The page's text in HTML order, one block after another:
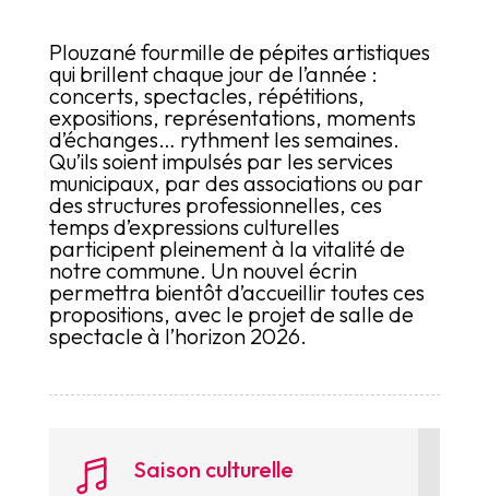
Plouzané fourmille de pépites artistiques
qui brillent chaque jour de l’année :
concerts, spectacles, répétitions,
expositions, représentations, moments
d’échanges… rythment les semaines.
Qu’ils soient impulsés par les services
municipaux, par des associations ou par
des structures professionnelles, ces
temps d’expressions culturelles
participent pleinement à la vitalité de
notre commune. Un nouvel écrin
permettra bientôt d’accueillir toutes ces
propositions, avec le projet de salle de
spectacle à l’horizon 2026.
Saison culturelle